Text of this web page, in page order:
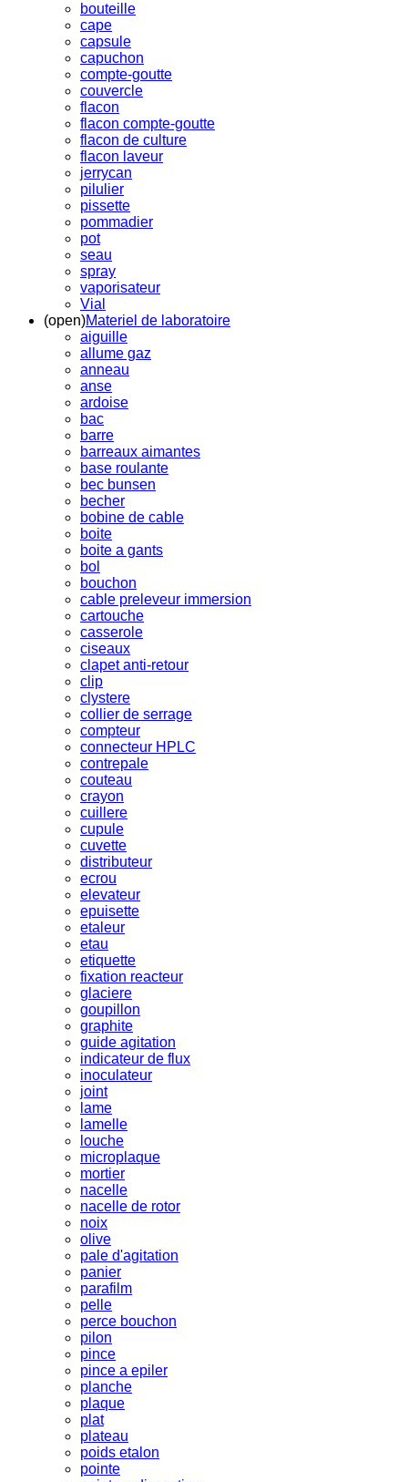
bouteille
cape
capsule
capuchon
compte-goutte
couvercle
flacon
flacon compte-goutte
flacon de culture
flacon laveur
jerrycan
pilulier
pissette
pommadier
pot
seau
spray
vaporisateur
Vial
(open)Materiel de laboratoire
aiguille
allume gaz
anneau
anse
ardoise
bac
barre
barreaux aimantes
base roulante
bec bunsen
becher
bobine de cable
boite
boite a gants
bol
bouchon
cable preleveur immersion
cartouche
casserole
ciseaux
clapet anti-retour
clip
clystere
collier de serrage
compteur
connecteur HPLC
contrepale
couteau
crayon
cuillere
cupule
cuvette
distributeur
ecrou
elevateur
epuisette
etaleur
etau
etiquette
fixation reacteur
glaciere
goupillon
graphite
guide agitation
indicateur de flux
inoculateur
joint
lame
lamelle
louche
microplaque
mortier
nacelle
nacelle de rotor
noix
olive
pale d'agitation
panier
parafilm
pelle
perce bouchon
pilon
pince
pince a epiler
planche
plaque
plat
plateau
poids etalon
pointe